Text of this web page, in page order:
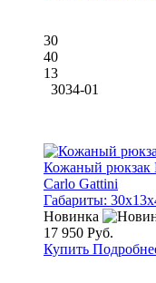
30
40
13
3034-01
Кожаный рюкзак
Carlo Gattini
Габариты:
Новинка
17 950 Руб.
Купить